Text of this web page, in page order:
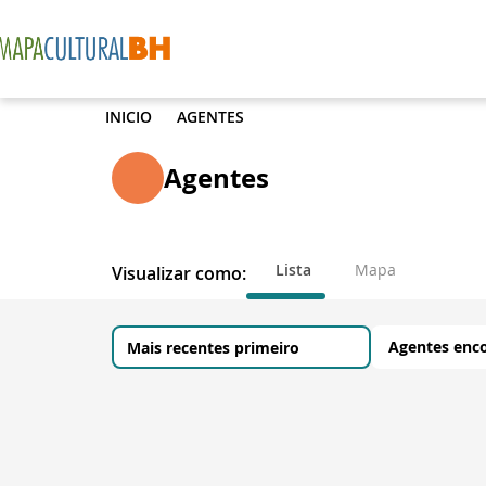
INICIO AGENTES
Agentes
Visualizar como: Lista Mapa
Agentes